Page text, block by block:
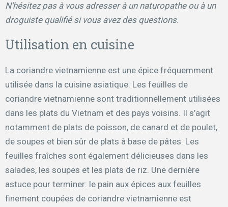
N’hésitez pas à vous adresser à un naturopathe ou à un
droguiste qualifié si vous avez des questions.
Utilisation en cuisine
La coriandre vietnamienne est une épice fréquemment
utilisée dans la cuisine asiatique. Les feuilles de
coriandre vietnamienne sont traditionnellement utilisées
dans les plats du Vietnam et des pays voisins. Il s’agit
notamment de plats de poisson, de canard et de poulet,
de soupes et bien sûr de plats à base de pâtes. Les
feuilles fraîches sont également délicieuses dans les
salades, les soupes et les plats de riz. Une dernière
astuce pour terminer: le pain aux épices aux feuilles
finement coupées de coriandre vietnamienne est